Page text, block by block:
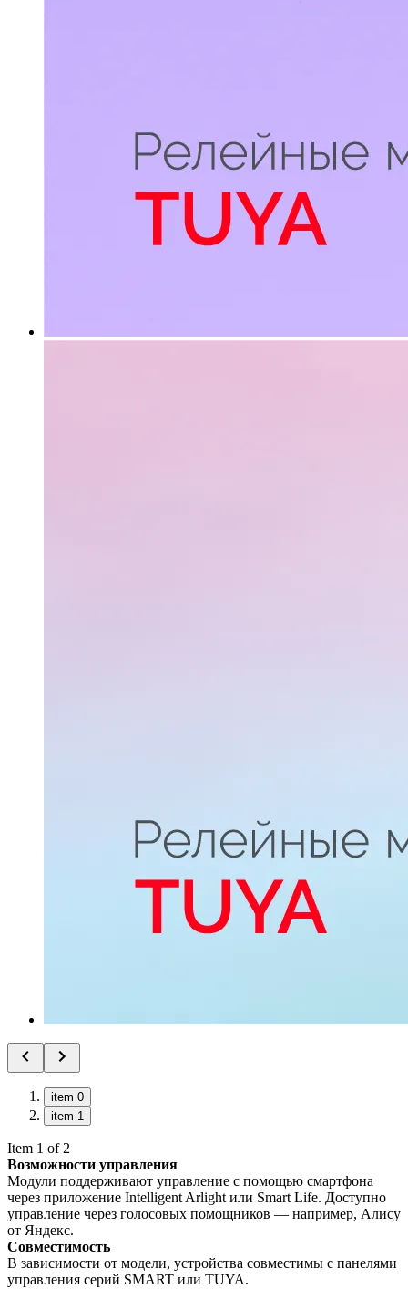
item 0
item 1
Item 1 of 2
Возможности управления
Модули поддерживают управление с помощью смартфона
через приложение Intelligent Arlight или Smart Life. Доступно
управление через голосовых помощников — например, Алису
от Яндекс.
Совместимость
В зависимости от модели, устройства совместимы с панелями
управления серий SMART или TUYA.